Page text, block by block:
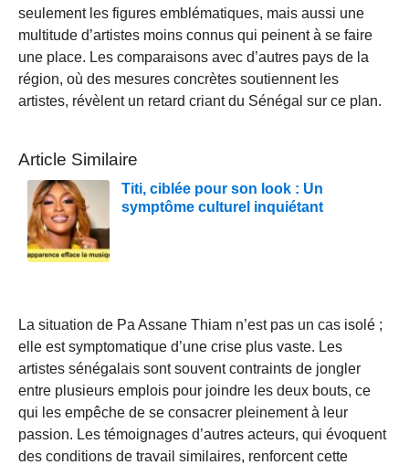
seulement les figures emblématiques, mais aussi une
multitude d’artistes moins connus qui peinent à se faire
une place. Les comparaisons avec d’autres pays de la
région, où des mesures concrètes soutiennent les
artistes, révèlent un retard criant du Sénégal sur ce plan.
Article Similaire
Titi, ciblée pour son look : Un
symptôme culturel inquiétant
La situation de Pa Assane Thiam n’est pas un cas isolé ;
elle est symptomatique d’une crise plus vaste. Les
artistes sénégalais sont souvent contraints de jongler
entre plusieurs emplois pour joindre les deux bouts, ce
qui les empêche de se consacrer pleinement à leur
passion. Les témoignages d’autres acteurs, qui évoquent
des conditions de travail similaires, renforcent cette